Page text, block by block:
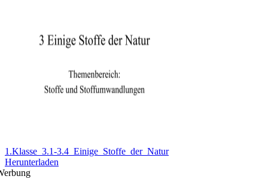
1.Klasse_3.1-3.4_Einige_Stoffe_der_Natur
Herunterladen